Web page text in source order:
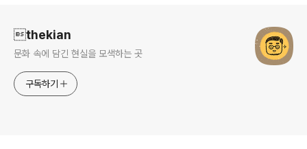
thekian
문화 속에 담긴 현실을 모색하는 곳
구독하기